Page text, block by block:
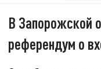
В Запорожской
референдум о